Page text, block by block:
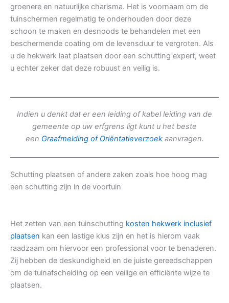
groenere en natuurlijke charisma. Het is voornaam om de
tuinschermen regelmatig te onderhouden door deze
schoon te maken en desnoods te behandelen met een
beschermende coating om de levensduur te vergroten. Als
u de hekwerk laat plaatsen door een schutting expert, weet
u echter zeker dat deze robuust en veilig is.
Indien u denkt dat er een leiding of kabel leiding van de
gemeente op uw erfgrens ligt kunt u het beste
een Graafmelding of Oriëntatieverzoekaanvragen.
Schutting plaatsen of andere zaken zoals hoe hoog mag
een schutting zijn in de voortuin
Het zetten van een tuinschutting kosten hekwerk inclusief
plaatsen kan een lastige klus zijn en het is hierom vaak
raadzaam om hiervoor een professional voor te benaderen.
Zij hebben de deskundigheid en de juiste gereedschappen
om de tuinafscheiding op een veilige en efficiënte wijze te
plaatsen.